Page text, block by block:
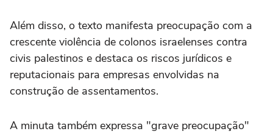
Além disso, o texto manifesta preocupação com a
crescente violência de colonos israelenses contra
civis palestinos e destaca os riscos jurídicos e
reputacionais para empresas envolvidas na
construção de assentamentos.
A minuta também expressa "grave preocupação"